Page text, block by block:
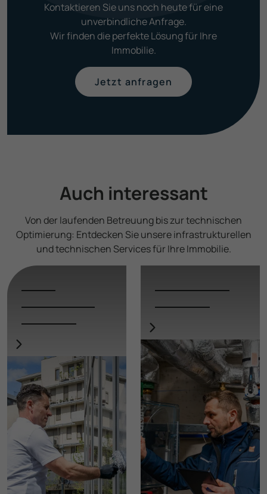
Kontaktieren Sie uns noch heute für eine
unverbind­liche Anfrage.
Wir finden die perfekte Lösung für Ihre
Immobilie.
Jetzt anfragen
Auch interessant
Von der laufenden Betreuung bis zur technischen
Optimierung: Entdecken Sie unsere infra­strukturellen
und technischen Services für Ihre Immobilie.